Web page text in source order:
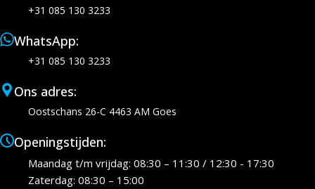
+31 085 130 3233
WhatsApp:
+31 085 130 3233
Ons adres:
Oostschans 26-C 4463 AM Goes
Openingstijden:
Maandag t/m vrijdag: 08:30 – 11:30 / 12:30 - 17:30
Zaterdag: 08:30 – 15:00